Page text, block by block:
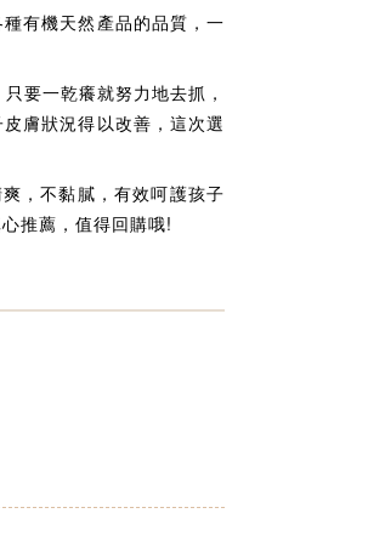
有機天然產品的品質，一
要一乾癢就努力地去抓，
膚狀況得以改善，這次選
，不黏膩，有效呵護孩子
推薦，值得回購哦!